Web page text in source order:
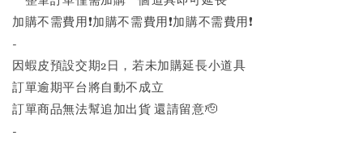
加購不需費用❗️加購不需費用❗️加購不需費用❗️
-
因蝦皮預設交期2日，若未加購延長小道具
訂單逾期平台將自動不成立
訂單商品無法幫追加出貨 還請留意🫡
-